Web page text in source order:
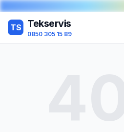
TS Tekservis
0850 305 15 89